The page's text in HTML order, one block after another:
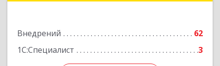
Внедрений
62
1С:Специалист
3